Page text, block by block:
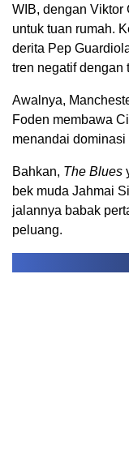
WIB, dengan Viktor
untuk tuan rumah.
derita Pep
tren negatif dengan
Awalnya,
Foden membawa
menandai dominasi
Bahkan, The Blues
bek muda Jahmai
jalannya babak
peluang.